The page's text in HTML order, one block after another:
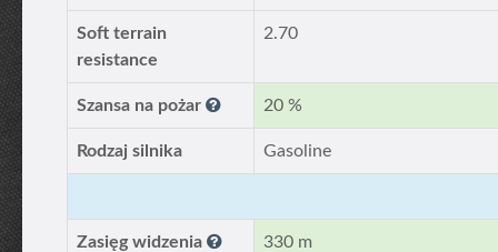
Soft terrain
resistance
2.70
Szansa na pożar 20 %
Rodzaj silnika Gasoline
Zasięg widzenia 330 m